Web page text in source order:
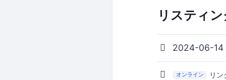
リスティ
2024-06-14
オンライン リ